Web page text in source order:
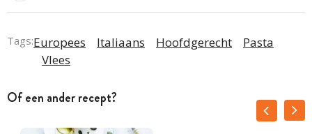
Tags:Europees Italiaans Hoofdgerecht
Pasta
Vlees
Of een ander recept?